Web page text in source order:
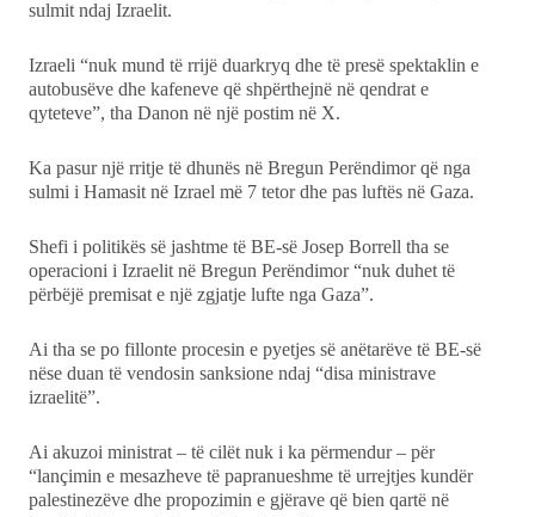
sulmit ndaj Izraelit.
Izraeli “nuk mund të rrijë duarkryq dhe të presë spektaklin e
autobusëve dhe kafeneve që shpërthejnë në qendrat e
qyteteve”, tha Danon në një postim në X.
Ka pasur një rritje të dhunës në Bregun Perëndimor që nga
sulmi i Hamasit në Izrael më 7 tetor dhe pas luftës në Gaza.
Shefi i politikës së jashtme të BE-së Josep Borrell tha se
operacioni i Izraelit në Bregun Perëndimor “nuk duhet të
përbëjë premisat e një zgjatje lufte nga Gaza”.
Ai tha se po fillonte procesin e pyetjes së anëtarëve të BE-së
nëse duan të vendosin sanksione ndaj “disa ministrave
izraelitë”.
Ai akuzoi ministrat – të cilët nuk i ka përmendur – për
“lançimin e mesazheve të papranueshme të urrejtjes kundër
palestinezëve dhe propozimin e gjërave që bien qartë në